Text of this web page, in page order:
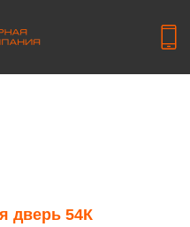
дверь 54К